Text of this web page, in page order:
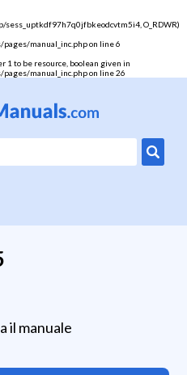
O_RDWR)
manual_inc.phpon line6
1 to be resource, boolean given in
manual_inc.phpon line26
il manuale